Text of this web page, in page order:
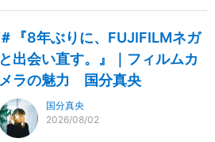
＃『8年ぶりに、FUJIFILMネガ
と出会い直す。』｜フィルムカ
メラの魅力 国分真央
国分真央
2026/08/02